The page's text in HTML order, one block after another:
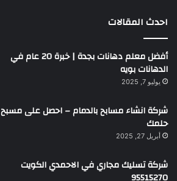
احدث المقالات
أفضل معلم دهانات بجدة | خبرة 20 عام في
الدهانات بويه
يوليو 7, 2025
شركة انشاء مسابح بالدمام – احصل على مسبح
حلمك
أبريل 27, 2025
شركة تسليك مجاري في الاحمدي الكويت
95515270